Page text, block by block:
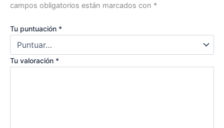
campos obligatorios están marcados con *
Tu puntuación *
Tu valoración *